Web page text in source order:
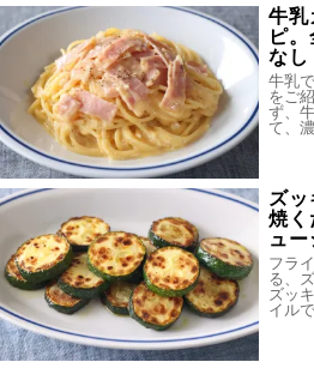
牛乳
ピ
なし
牛乳
をご
ず、
て、
ズッ
焼く
ュー
フラ
る、
ズッ
イル